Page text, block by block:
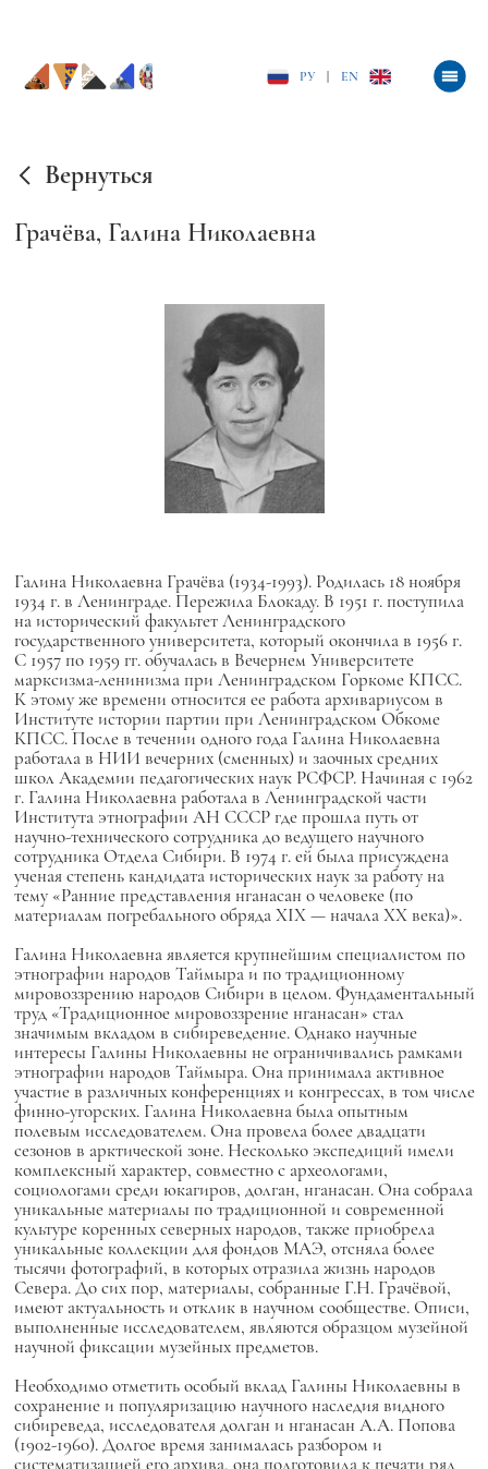
РУ EN
Вернуться
Грачёва, Галина Николаевна
Галина Николаевна Грачёва (1934-1993). Родилась 18 ноября
1934 г. в Ленинграде. Пережила Блокаду. В 1951 г. поступила
на исторический факультет Ленинградского
государственного университета, который окончила в 1956 г.
С 1957 по 1959 гг. обучалась в Вечернем Университете
марксизма-ленинизма при Ленинградском Горкоме КПСС.
К этому же времени относится ее работа архивариусом в
Институте истории партии при Ленинградском Обкоме
КПСС. После в течении одного года Галина Николаевна
работала в НИИ вечерних (сменных) и заочных средних
школ Академии педагогических наук РСФСР. Начиная с 1962
г. Галина Николаевна работала в Ленинградской части
Института этнографии АН СССР где прошла путь от
научно-технического сотрудника до ведущего научного
сотрудника Отдела Сибири. В 1974 г. ей была присуждена
ученая степень кандидата исторических наук за работу на
тему «Ранние представления нганасан о человеке (по
материалам погребального обряда ХIХ — начала ХХ века)».
Галина Николаевна является крупнейшим специалистом по
этнографии народов Таймыра и по традиционному
мировоззрению народов Сибири в целом. Фундаментальный
труд «Традиционное мировоззрение нганасан» стал
значимым вкладом в сибиреведение. Однако научные
интересы Галины Николаевны не ограничивались рамками
этнографии народов Таймыра. Она принимала активное
участие в различных конференциях и конгрессах, в том числе
финно-угорских. Галина Николаевна была опытным
полевым исследователем. Она провела более двадцати
сезонов в арктической зоне. Несколько экспедиций имели
комплексный характер, совместно с археологами,
социологами среди юкагиров, долган, нганасан. Она собрала
уникальные материалы по традиционной и современной
культуре коренных северных народов, также приобрела
уникальные коллекции для фондов МАЭ, отсняла более
тысячи фотографий, в которых отразила жизнь народов
Севера. До сих пор, материалы, собранные Г.Н. Грачёвой,
имеют актуальность и отклик в научном сообществе. Описи,
выполненные исследователем, являются образцом музейной
научной фиксации музейных предметов.
Необходимо отметить особый вклад Галины Николаевны в
сохранение и популяризацию научного наследия видного
сибиреведа, исследователя долган и нганасан А.А. Попова
(1902-1960). Долгое время занималась разбором и
систематизацией его архива, она подготовила к печати ряд